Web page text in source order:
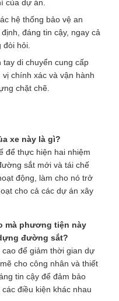
năng
thân xe, cánh tay di
việc xử lý đường ray:
cả việc đặt đường ray
giảm nhu cầu về nhiều
cấp hiệu quả đặt cao để
giảm thiểu thời gian
của dự án.
hệ thống bảo vệ an
đáng tin cậy, ngay cả
đòi hỏi.
tay di chuyển cung cấp
chính xác và vận hành
chặt chẽ.